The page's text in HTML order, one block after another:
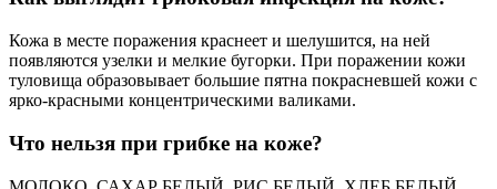
Кожа в месте поражения краснеет и шелушится, на ней
появляются узелки и мелкие бугорки. При поражении кожи
туловища образовывает большие пятна покрасневшей кожи с
ярко-красными концентрическими валиками.
Что нельзя при грибке на коже?